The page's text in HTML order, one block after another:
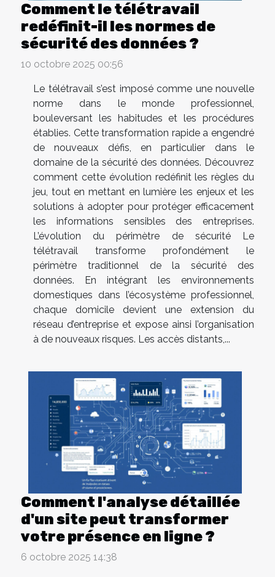
Comment le télétravail
redéfinit-il les normes de
sécurité des données ?
10 octobre 2025 00:56
Le télétravail s’est imposé comme une nouvelle
norme dans le monde professionnel,
bouleversant les habitudes et les procédures
établies. Cette transformation rapide a engendré
de nouveaux défis, en particulier dans le
domaine de la sécurité des données. Découvrez
comment cette évolution redéfinit les règles du
jeu, tout en mettant en lumière les enjeux et les
solutions à adopter pour protéger efficacement
les informations sensibles des entreprises.
L’évolution du périmètre de sécurité Le
télétravail transforme profondément le
périmètre traditionnel de la sécurité des
données. En intégrant les environnements
domestiques dans l’écosystème professionnel,
chaque domicile devient une extension du
réseau d’entreprise et expose ainsi l’organisation
à de nouveaux risques. Les accès distants,...
Comment l'analyse détaillée
d'un site peut transformer
votre présence en ligne ?
6 octobre 2025 14:38